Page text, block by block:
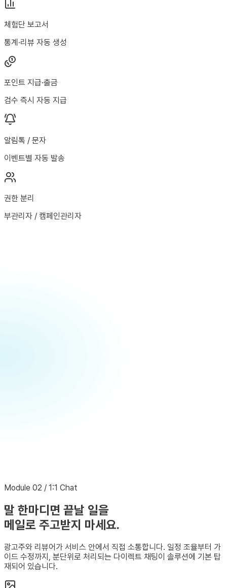
체험단 보고서
통계·리뷰 자동 생성
포인트 지급·출금
검수 즉시 자동 지급
알림톡 / 문자
이벤트별 자동 발송
권한 분리
부관리자 / 캠페인관리자
Module 02 / 1:1 Chat
말 한마디면 끝날 일을
메일로 주고받지 마세요.
광고주와 리뷰어가 서비스 안에서 직접 소통합니다. 일정 조율부터 가
이드 수정까지, 분단위로 처리되는 다이렉트 채팅이 솔루션에 기본 탑
재되어 있습니다.